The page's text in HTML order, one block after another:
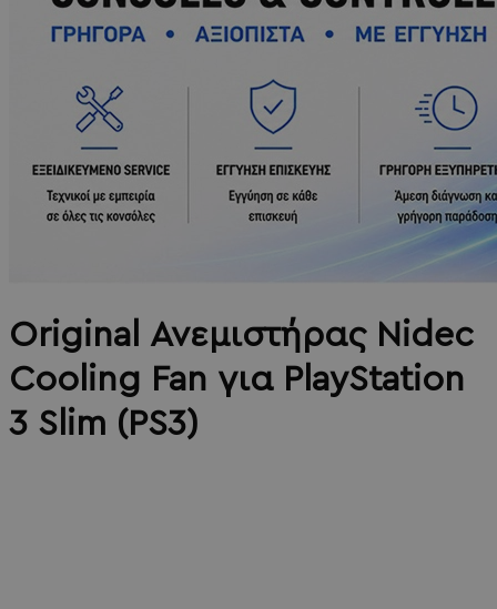
Original Ανεμιστήρας Nidec
Cooling Fan για PlayStation
3 Slim (PS3)